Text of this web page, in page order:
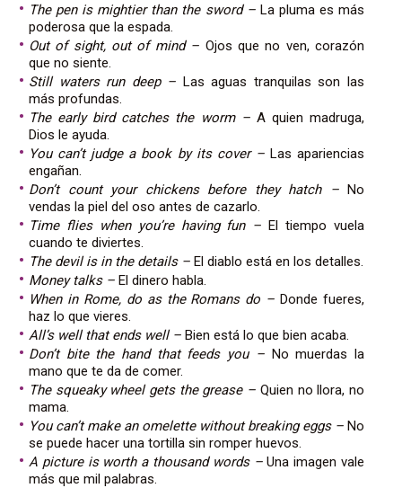
The pen is mightier than the sword –La pluma es más
poderosa que la espada.
Out of sight, out of mind – Ojos que no ven, corazón
que no siente.
Still waters run deep – Las aguas tranquilas son las
más profundas.
The early bird catches the worm –A quien madruga,
Dios le ayuda.
You can’t judge a book by its cover –Las apariencias
engañan.
Don’t count your chickens before they hatch –No
vendas la piel del oso antes de cazarlo.
Time flies when you’re having fun – El tiempo vuela
cuando te diviertes.
The devil is in the details – El diablo está en los detalles.
Money talks – El dinero habla.
When in Rome, do as the Romans do – Donde fueres,
haz lo que vieres.
All’s well that ends well – Bien está lo que bien acaba.
Don’t bite the hand that feeds you –No muerdas la
mano que te da de comer.
The squeaky wheel gets the grease – Quien no llora, no
mama.
You can’t make an omelette without breaking eggs – No
se puede hacer una tortilla sin romper huevos.
A picture is worth a thousand words –Una imagen vale
más que mil palabras.